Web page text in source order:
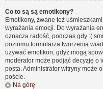
Co to są są emotikony?
Emotikony, zwane też
wyrażania emocji. Do wyrażania
oznacza radość, podczas gdy :(
poziomu formularza tworzenia
używać emotikon, gdyż mogą
moderator może podjąć decyzję o
posta. Administrator witryny może
poście.
Na górę